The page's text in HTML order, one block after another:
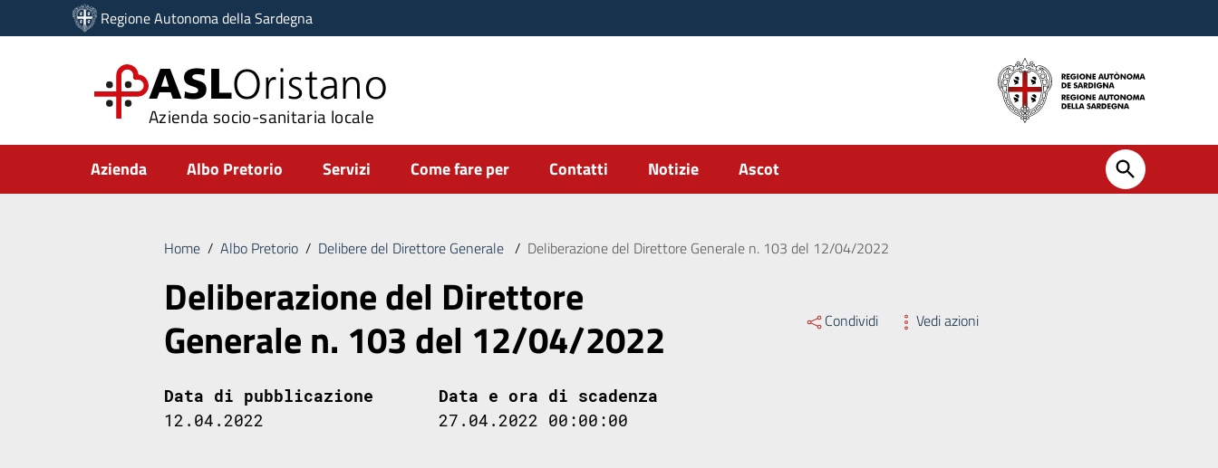
Vai ai contenuti
Vai al menu di navigazione
Regione Autonoma della Sardegna
ASLOristano
Azienda socio-sanitaria locale
Submenu
Azienda Albo Pretorio Servizi Come fare per Contatti Notizie Ascot
Home / Albo Pretorio / Delibere del Direttore Generale / Deliberazione del Direttore Generale n. 103 del 12/04/2022
Deliberazione del Direttore
Generale n. 103 del 12/04/2022 Condividi Vedi azioni
Data di pubblicazione
12.04.2022
Data e ora di scadenza
27.04.2022 00:00:00